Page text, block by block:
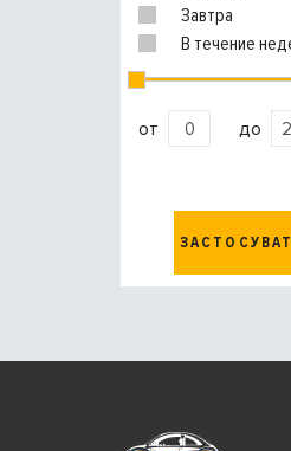
Завтра
В течение
от до